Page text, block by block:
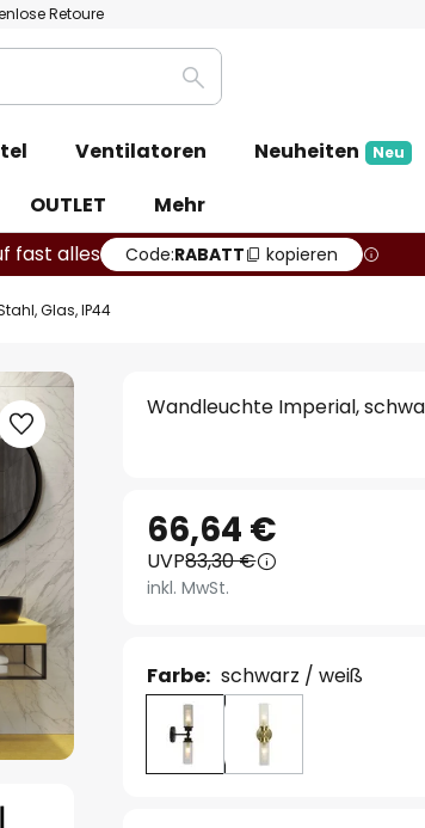
Retoure
Suche
Ventilatoren Neuheiten Neu
OUTLET
Mehr
fast alles Code:RABATT kopieren
Glas, IP44
Wandleuchte Imperial,
66,64 €
UVP83,30 €
inkl. MwSt.
Farbe: schwarz / weiß